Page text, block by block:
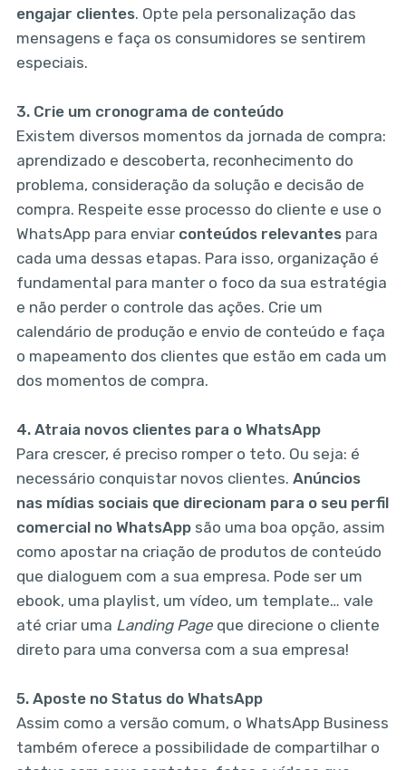
engajar clientes. Opte pela personalização das
mensagens e faça os consumidores se sentirem
especiais.
3. Crie um cronograma de conteúdo
Existem diversos momentos da jornada de compra:
aprendizado e descoberta, reconhecimento do
problema, consideração da solução e decisão de
compra. Respeite esse processo do cliente e use o
WhatsApp para enviar conteúdos relevantespara
cada uma dessas etapas. Para isso, organização é
fundamental para manter o foco da sua estratégia
e não perder o controle das ações. Crie um
calendário de produção e envio de conteúdo e faça
o mapeamento dos clientes que estão em cada um
dos momentos de compra.
4. Atraia novos clientes para o WhatsApp
Para crescer, é preciso romper o teto. Ou seja: é
necessário conquistar novos clientes. Anúncios
nas mídias sociais que direcionam para o seu perfil
comercial no WhatsAppsão uma boa opção, assim
como apostar na criação de produtos de conteúdo
que dialoguem com a sua empresa. Pode ser um
ebook, uma playlist, um vídeo, um template… vale
até criar uma Landing Pageque direcione o cliente
direto para uma conversa com a sua empresa!
5. Aposte no Status do WhatsApp
Assim como a versão comum, o WhatsApp Business
também oferece a possibilidade de compartilhar o